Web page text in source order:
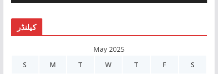
r
کیلنڈر
May 2025
S
M T W T F S